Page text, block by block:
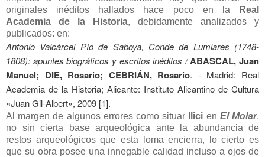
originales inéditos hallados hace poco en la
Real
Academia de la Historia, debidamente analizados y
publicados: en:
Antonio Valcárcel Pío de Saboya, Conde de Lumiares (1748-
1808): apuntes biográficos y escritos inéditos /ABASCAL, Juan
Manuel; DIE, Rosario; CEBRIÁN, Rosario. - Madrid: Real
Academia de la Historia; Alicante: Instituto Alicantino de Cultura
«Juan Gil-Albert», 2009 [1].
Al margen de algunos errores como situar Ilici en El Molar,
no sin cierta base arqueológica ante la abundancia de
restos arqueológicos que esta loma encierra, lo cierto es
que su obra posee una innegable calidad incluso a ojos de